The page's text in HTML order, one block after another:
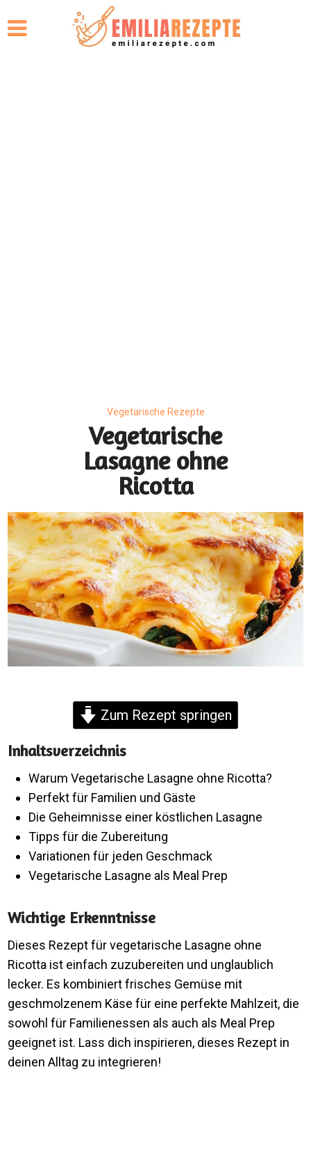
Vegetarische Rezepte
Vegetarische
Lasagne ohne
Ricotta
Zum Rezept springen
Inhaltsverzeichnis
Warum Vegetarische Lasagne ohne Ricotta?
Perfekt für Familien und Gäste
Die Geheimnisse einer köstlichen Lasagne
Tipps für die Zubereitung
Variationen für jeden Geschmack
Vegetarische Lasagne als Meal Prep
Wichtige Erkenntnisse
Dieses Rezept für vegetarische Lasagne ohne
Ricotta ist einfach zuzubereiten und unglaublich
lecker. Es kombiniert frisches Gemüse mit
geschmolzenem Käse für eine perfekte Mahlzeit, die
sowohl für Familienessen als auch als Meal Prep
geeignet ist. Lass dich inspirieren, dieses Rezept in
deinen Alltag zu integrieren!